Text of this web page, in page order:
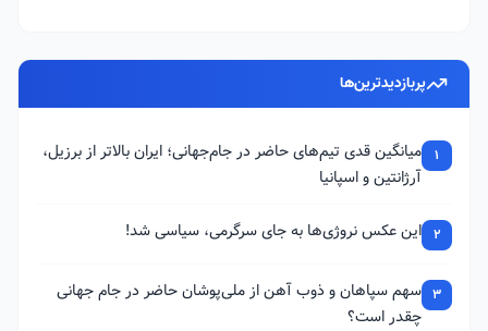
پربازدیدترین‌ها
1
میانگین قدی تیم‌های حاضر در جام‌جهانی؛ ایران بالاتر از برزیل،
آرژانتین و اسپانیا
2 این عکس نروژی‌ها به جای سرگرمی، سیاسی شد!
3 سهم سپاهان و ذوب آهن از ملی‌پوشان حاضر در جام جهانی
چقدر است؟